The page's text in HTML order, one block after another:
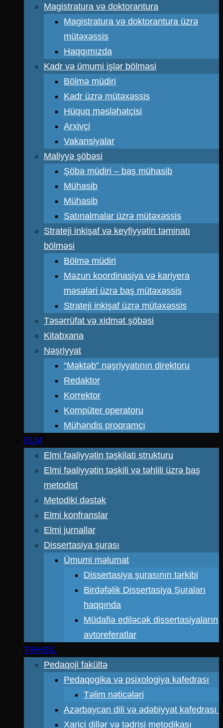
Magistratura və doktorantura
Magistratura və doktorantura üzrə
mütəxəssis
Haqqımızda
Kadr və ümumi işlər bölməsi
Bölmə müdiri
Kadr üzrə mütəxəssis
Hüquq məsləhətçisi
Arxivçi
Vakansiyalar
Maliyyə şöbəsi
Şöbə müdiri – baş mühasib
Mühasib
Mühasib
Satınalmalar üzrə mütəxəssis
Strateji inkişaf və keyfiyyətin təminatı
bölməsi
Bölmə müdiri
Məzun koordinasiya və kariyera
məsələri üzrə baş mütəxəssis
Strateji inkişaf üzrə mütəxəssis
Təsərrüfat və xidmət şöbəsi
Kitabxana
Nəşriyyat
“Məktəb” nəşriyyatının direktoru
Redaktor
Korrektor
Kompüter operatoru
Mühəndis proqramçı
ELM
Elmi fəaliyyətin təşkilati strukturu
Elmi fəaliyyətin təşkili və təhlili üzrə baş
metodist
Metodiki dəstək
Elmi konfranslar
Elmi jurnallar
Dissertasiya şurası
Ümumi məlumat
Dissertasiya şurasının tərkibi
Birdəfəlik Dissertasiya Şuraları
haqqında
Müdafiə ediləcək dissertasiyaların
avtoreferatlar
TƏHSİL
Pedaqoji fakültə
Pedaqogika və psixologiya kafedrası
Təlim nəticələri
Azərbaycan dili və ədəbiyyat kafedrası
Xarici dillər və tədrisi metodikası